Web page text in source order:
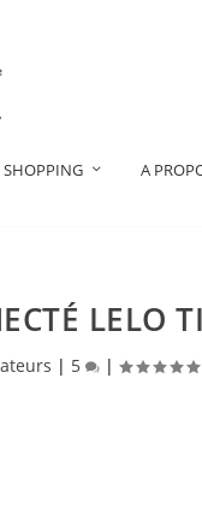
SHOPPING A
LELO
| 5 |